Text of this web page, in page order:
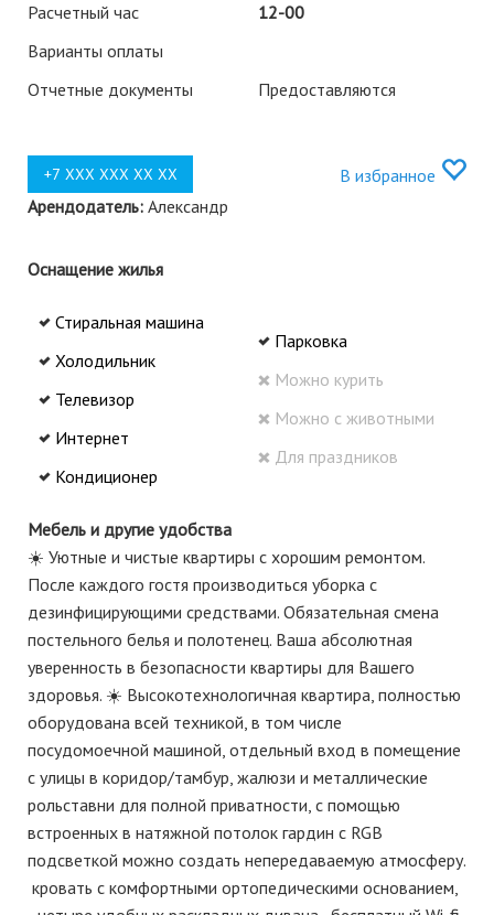
Расчетный час
12-00
Варианты оплаты
Отчетные документы
Предоставляются
В избранное
Арендодатель: Александр
Оснащение жилья
Стиральная машина
Холодильник
Телевизор
Интернет
Кондиционер
Парковка
Можно курить
Можно с животными
Для праздников
Мебель и другие удобства
☀️ Уютные и чистые квартиры с хорошим ремонтом.
После каждого гостя производиться уборка с
дезинфицирующими средствами. Обязательная смена
постельного белья и полотенец. Ваша абсолютная
уверенность в безопасности квартиры для Вашего
здоровья. ☀️ Высокотехнологичная квартира, полностью
оборудована всей техникой, в том числе
посудомоечной машиной, отдельный вход в помещение
с улицы в коридор/тамбур, жалюзи и металлические
рольставни для полной приватности, с помощью
встроенных в натяжной потолок гардин с RGВ
подсветкой можно создать непередаваемую атмосферу.
️ кровать с комфортными ортопедическими основанием,